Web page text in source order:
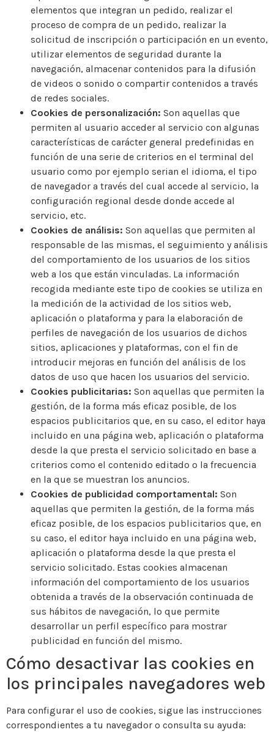
elementos que integran un pedido, realizar el
proceso de compra de un pedido, realizar la
solicitud de inscripción o participación en un evento,
utilizar elementos de seguridad durante la
navegación, almacenar contenidos para la difusión
de videos o sonido o compartir contenidos a través
de redes sociales.
Cookies de personalización: Son aquellas que
permiten al usuario acceder al servicio con algunas
características de carácter general predefinidas en
función de una serie de criterios en el terminal del
usuario como por ejemplo serian el idioma, el tipo
de navegador a través del cual accede al servicio, la
configuración regional desde donde accede al
servicio, etc.
Cookies de análisis: Son aquellas que permiten al
responsable de las mismas, el seguimiento y análisis
del comportamiento de los usuarios de los sitios
web a los que están vinculadas. La información
recogida mediante este tipo de cookies se utiliza en
la medición de la actividad de los sitios web,
aplicación o plataforma y para la elaboración de
perfiles de navegación de los usuarios de dichos
sitios, aplicaciones y plataformas, con el fin de
introducir mejoras en función del análisis de los
datos de uso que hacen los usuarios del servicio.
Cookies publicitarias: Son aquellas que permiten la
gestión, de la forma más eficaz posible, de los
espacios publicitarios que, en su caso, el editor haya
incluido en una página web, aplicación o plataforma
desde la que presta el servicio solicitado en base a
criterios como el contenido editado o la frecuencia
en la que se muestran los anuncios.
Cookies de publicidad comportamental: Son
aquellas que permiten la gestión, de la forma más
eficaz posible, de los espacios publicitarios que, en
su caso, el editor haya incluido en una página web,
aplicación o plataforma desde la que presta el
servicio solicitado. Estas cookies almacenan
información del comportamiento de los usuarios
obtenida a través de la observación continuada de
sus hábitos de navegación, lo que permite
desarrollar un perfil específico para mostrar
publicidad en función del mismo.
Cómo desactivar las cookies en
los principales navegadores web
Para configurar el uso de cookies, sigue las instrucciones
correspondientes a tu navegador o consulta su ayuda: